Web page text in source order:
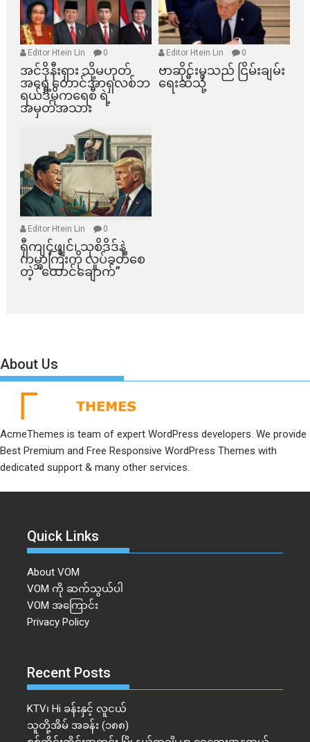
Editor Htein Lin 0
အင်ဒိုနီးရှား သို့မဟုတ်
အရှေ့တောင်အာရှလစ်ဘ
ရယ်ဒီမိုကရေစီ ရဲ့
အမှတ်အသား
Editor Htein Lin 0
ဗာဆိုင်းမှသည် ငြိမ်းချမ်း
ရေးဆီသို့
Editor Htein Lin 0
ရှီကျင့်ဖျင်၊ သုစိဒိဒ်နဲ့
ကမ္ဘာကြီးကို လှုပ်ခတ်စေ
တဲ့ “ထောင်ချောက်”
About Us
AcmeThemes is team of expert WordPress developers. We provide
Best Premium and Free Responsive WordPress Themes with
dedicated support & many other services.
Quick Links
About VOM
VOM ကို ဆက်သွယ်ပါ
VOM အကြောင်း
Privacy Policy
Recent Posts
KTV၊ Hi ခန်းနှင့် လူငယ်
သူတို့အိမ် အခန်း (၁၈၈)